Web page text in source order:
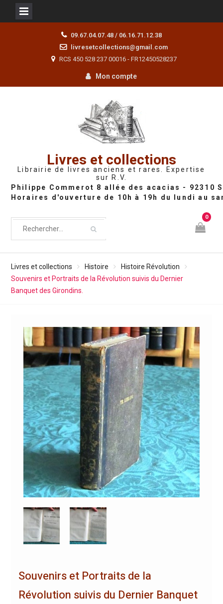
09.67.04.07.48 / 06.16.71.12.38
livresetcollections@gmail.com
RCS 450 528 237 00016 - FR12450528237
Mon compte
Livres et collections
Librairie de livres anciens et rares. Expertise
sur R.V.
0
Livres et collections Histoire
Histoire Révolution
Souvenirs et Portraits de la Révolution suivis du Dernier
Banquet des Girondins.
Souvenirs et Portraits de la
Révolution suivis du Dernier Banquet